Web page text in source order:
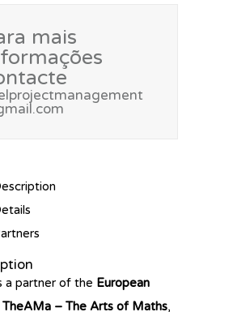
mais
a partner of the European
– The Arts of Maths,